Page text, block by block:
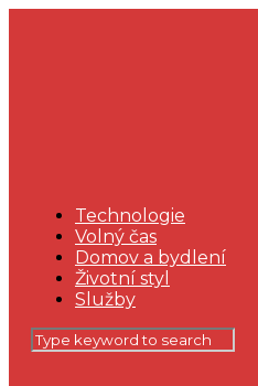
Technologie
Volný čas
Domov a bydlení
Životní styl
Služby